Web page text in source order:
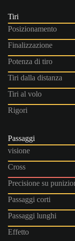
Tiri
Posizionamento
Finalizzazione
Potenza di tiro
Tiri dalla distanza
Tiri al volo
Rigori
Passaggi
visione
Cross
Precisione su
Passaggi corti
Passaggi lunghi
Effetto